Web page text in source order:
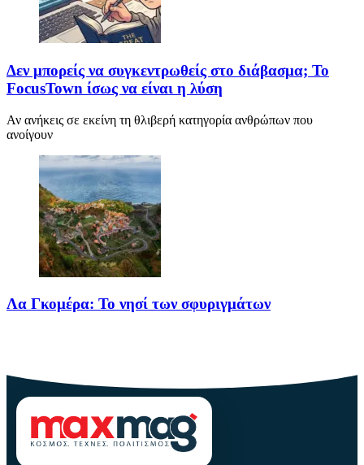
Δεν μπορείς να συγκεντρωθείς στο διάβασμα; Το
FocusTown ίσως να είναι η λύση
Αν ανήκεις σε εκείνη τη θλιβερή κατηγορία ανθρώπων που
ανοίγουν
Λα Γκομέρα: Το νησί των σφυριγμάτων